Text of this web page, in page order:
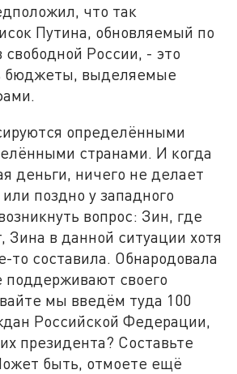
что так
Путина, обновляемый по
России, - это
бюджеты, выделяемые
определёнными
странами. И когда
деньги, ничего не делает
поздно у западного
вопрос: Зин, где
Зина в данной ситуации хотя
то составила. Обнародовала
своего
мы введём туда 100
Российской Федерации,
президента? Составьте
быть, отмоете ещё